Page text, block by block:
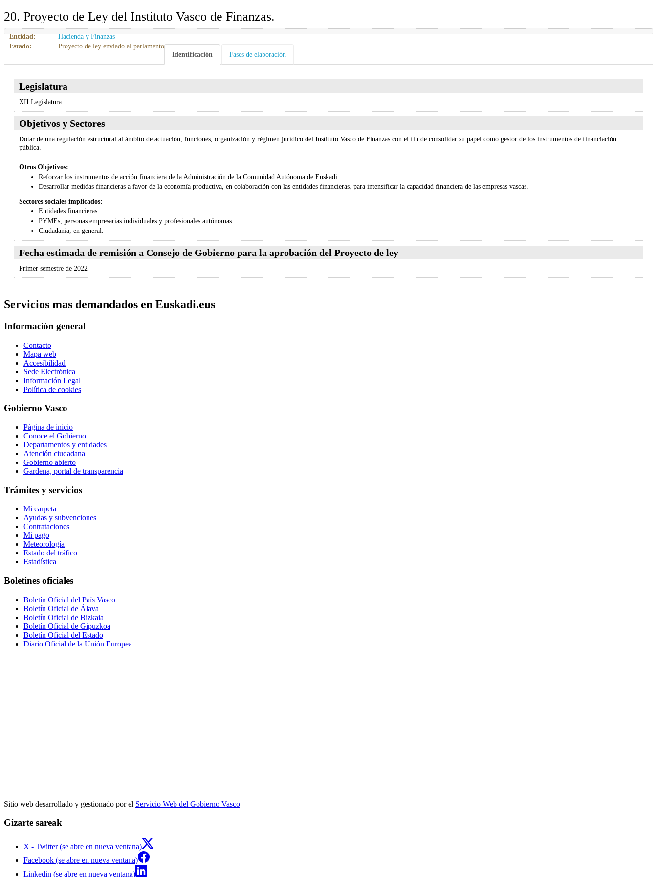
20. Proyecto de Ley del Instituto Vasco de Finanzas.
Entidad:
Hacienda y Finanzas
Estado:
Proyecto de ley enviado al parlamento
Identificación
Fases de elaboración
Legislatura
XII Legislatura
Objetivos y Sectores
Dotar de una regulación estructural al ámbito de actuación, funciones, organización y régimen jurídico del Instituto Vasco de Finanzas con el fin de consolidar su papel como gestor de los instrumentos de financiación
pública.
Otros Objetivos:
Reforzar los instrumentos de acción financiera de la Administración de la Comunidad Autónoma de Euskadi.
Desarrollar medidas financieras a favor de la economía productiva, en colaboración con las entidades financieras, para intensificar la capacidad financiera de las empresas vascas.
Sectores sociales implicados:
Entidades financieras.
PYMEs, personas empresarias individuales y profesionales autónomas.
Ciudadanía, en general.
Fecha estimada de remisión a Consejo de Gobierno para la aprobación del Proyecto de ley
Primer semestre de 2022
Servicios mas demandados en Euskadi.eus
Información general
Contacto
Mapa web
Accesibilidad
Sede Electrónica
Información Legal
Política de cookies
Gobierno Vasco
Página de inicio
Conoce el Gobierno
Departamentos y entidades
Atención ciudadana
Gobierno abierto
Gardena, portal de transparencia
Trámites y servicios
Mi carpeta
Ayudas y subvenciones
Contrataciones
Mi pago
Meteorología
Estado del tráfico
Estadística
Boletines oficiales
Boletín Oficial del País Vasco
Boletín Oficial de Álava
Boletín Oficial de Bizkaia
Boletín Oficial de Gipuzkoa
Boletín Oficial del Estado
Diario Oficial de la Unión Europea
Sitio web desarrollado y gestionado por el Servicio Web del Gobierno Vasco
Gizarte sareak
X - Twitter (se abre en nueva ventana)
Facebook (se abre en nueva ventana)
Linkedin (se abre en nueva ventana)